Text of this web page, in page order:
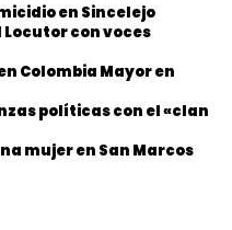
en Sincelejo
con voces
Colombia Mayor en
políticas con el «clan
mujer en San Marcos